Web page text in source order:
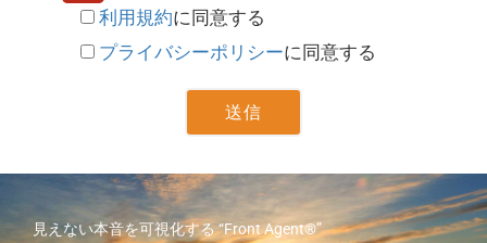
利用規約に同意する
プライバシーポリシーに同意する
見えない本音を可視化する“Front Agent®”